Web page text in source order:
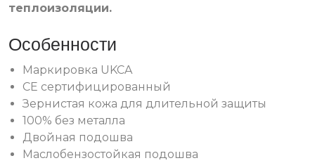
теплоизоляции.
Особенности
Маркировка UKCA
CE сертифицированный
Зернистая кожа для длительной защиты
100% без металла
Двойная подошва
Маслобензостойкая подошва